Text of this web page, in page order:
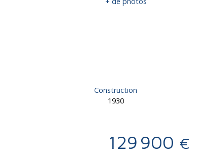
Construction
1930
129 900 €